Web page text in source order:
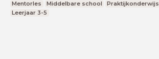
Mentorles Middelbare school Praktijkonderwijs
Leerjaar 3-5